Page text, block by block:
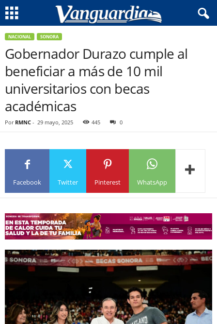
NACIONAL SONORA
Gobernador Durazo cumple al
beneficiar a más de 10 mil
universitarios con becas
académicas
Por RMNC - 29 mayo, 2025 445 0
Facebook Twitter Pinterest WhatsApp